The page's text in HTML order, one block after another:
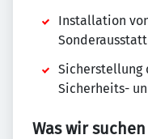
Installation
Sicherstellung
Sicherheits-
Was wir suchen